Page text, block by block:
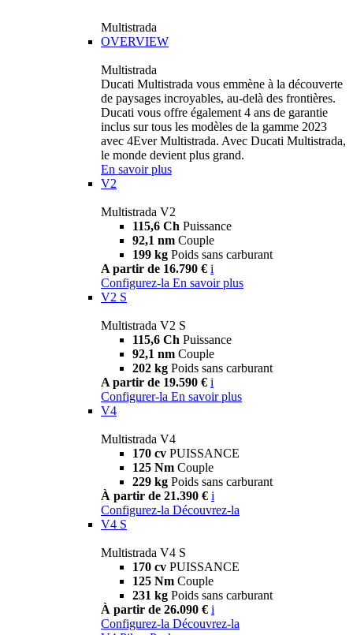
Multistrada
OVERVIEW
Multistrada
Ducati Multistrada vous emmène à la découverte
de paysages incroyables, au-delà des frontières.
Ducati vous offre également 4 ans de garantie
inclus sur tous les modèles de la gamme 2023
avec 4Ever Multistrada. Avec Ducati Multistrada,
le monde devient plus grand.
En savoir plus
V2
Multistrada V2
115,6 Ch Puissance
92,1 nm Couple
199 kg Poids sans carburant
A partir de 16.790 € i
Configurez-la En savoir plus
V2 S
Multistrada V2 S
115,6 Ch Puissance
92,1 nm Couple
202 kg Poids sans carburant
A partir de 19.590 € i
Configurer-la En savoir plus
V4
Multistrada V4
170 cv PUISSANCE
125 Nm Couple
229 kg Poids sans carburant
À partir de 21.390 € i
Configurez-la Découvrez-la
V4 S
Multistrada V4 S
170 cv PUISSANCE
125 Nm Couple
231 kg Poids sans carburant
À partir de 26.090 € i
Configurez-la Découvrez-la